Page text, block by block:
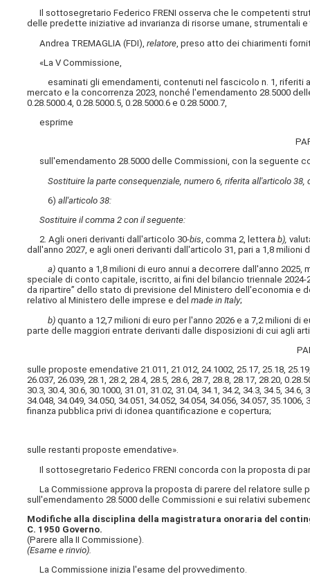
Il sottosegretario Federico FRENI osserva che le competenti
delle predette iniziative ad invarianza di risorse umane, strumentali e
Andrea TREMAGLIA (FDI),relatore , preso atto dei chiarimenti
«La V Commissione,
esaminati gli emendamenti, contenuti nel fascicolo n. 1, riferiti
mercato e la concorrenza 2023, nonché l'emendamento 28.5000
0.28.5000.4, 0.28.5000.5, 0.28.5000.6 e 0.28.5000.7,
esprime
sull'emendamento 28.5000 delle Commissioni, con la seguente
Sostituire la parte consequenziale, numero 6, riferita all'articolo 38,
6)all'articolo 38:
Sostituire il comma 2 con il seguente:
2. Agli oneri derivanti dall'articolo 30-bis, comma 2, letterab),
dall'anno 2027, e agli oneri derivanti dall'articolo 31, pari a 1,8 milioni
a) quanto a 1,8 milioni di euro annui a decorrere dall'anno
speciale di conto capitale, iscritto, ai fini del bilancio triennale 2024-
da ripartire” dello stato di previsione del Ministero dell'economia e
relativo al Ministero delle imprese e delmade in Italy;
b) quanto a 12,7 milioni di euro per l'anno 2026 e a 7,2 milioni
parte delle maggiori entrate derivanti dalle disposizioni di cui agli
sulle proposte emendative 21.011, 21.012, 24.1002, 25.17, 25.18,
26.037, 26.039, 28.1, 28.2, 28.4, 28.5, 28.6, 28.7, 28.8, 28.17, 28.20,
30.3, 30.4, 30.6, 30.1000, 31.01, 31.02, 31.04, 34.1, 34.2, 34.3, 34.5,
34.048, 34.049, 34.050, 34.051, 34.052, 34.054, 34.056, 34.057,
finanza pubblica privi di idonea quantificazione e copertura;
sulle restanti proposte emendative».
Il sottosegretario Federico FRENI concorda con la proposta di
La Commissione approva la proposta di parere del relatore sulle
sull'emendamento 28.5000 delle Commissioni e sui relativi
Modifiche alla disciplina della magistratura onoraria del
C. 1950 Governo.
(Parere alla II Commissione).
(Esame e rinvio).
La Commissione inizia l'esame del provvedimento.